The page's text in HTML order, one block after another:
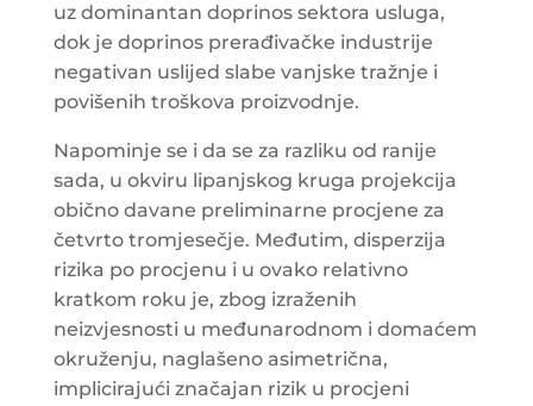
uz dominantan doprinos sektora usluga,
dok je doprinos prerađivačke industrije
negativan uslijed slabe vanjske tražnje i
povišenih troškova proizvodnje.
Napominje se i da se za razliku od ranije
sada, u okviru lipanjskog kruga projekcija
obično davane preliminarne procjene za
četvrto tromjesečje. Međutim, disperzija
rizika po procjenu i u ovako relativno
kratkom roku je, zbog izraženih
neizvjesnosti u međunarodnom i domaćem
okruženju, naglašeno asimetrična,
implicirajući značajan rizik u procjeni